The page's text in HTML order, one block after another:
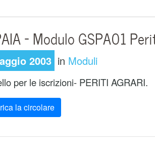
– Modulo GSPA01
2003 in Moduli
per le iscrizioni- PERITI AGRARI.
la circolare